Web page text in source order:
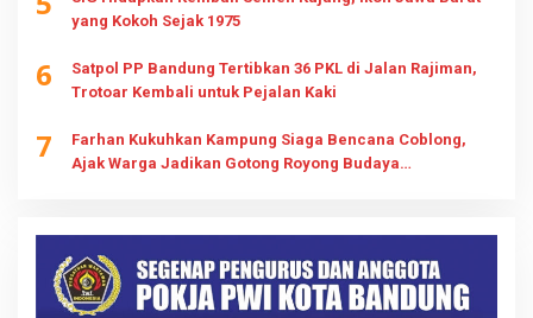
yang Kokoh Sejak 1975
6
Satpol PP Bandung Tertibkan 36 PKL di Jalan Rajiman,
Trotoar Kembali untuk Pejalan Kaki
7
Farhan Kukuhkan Kampung Siaga Bencana Coblong,
Ajak Warga Jadikan Gotong Royong Budaya